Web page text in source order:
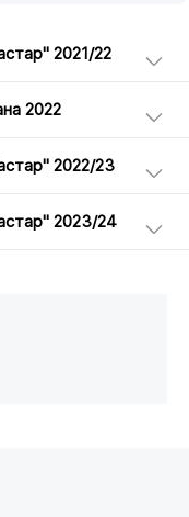
2021/22
2022
2022/23
2023/24